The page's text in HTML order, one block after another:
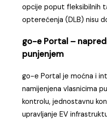
opcije poput fleksibilnih
opterećenja (DLB) nisu
go-e Portal –
punjenjem
go-e Portal je moćna i
namijenjena vlasnicima
kontrolu, jednostavnu
upravljanje EV